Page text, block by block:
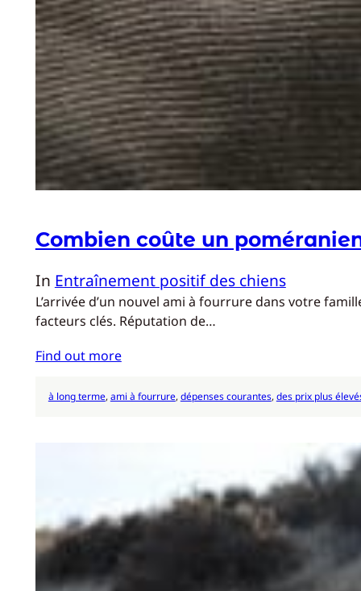
Combien coûte un
In Entraînement positif des chiens
L’arrivée d’un nouvel ami à fourrure dans votre
facteurs clés. Réputation de…
Find out more
à long terme, ami à fourrure, dépenses courantes, des prix plus